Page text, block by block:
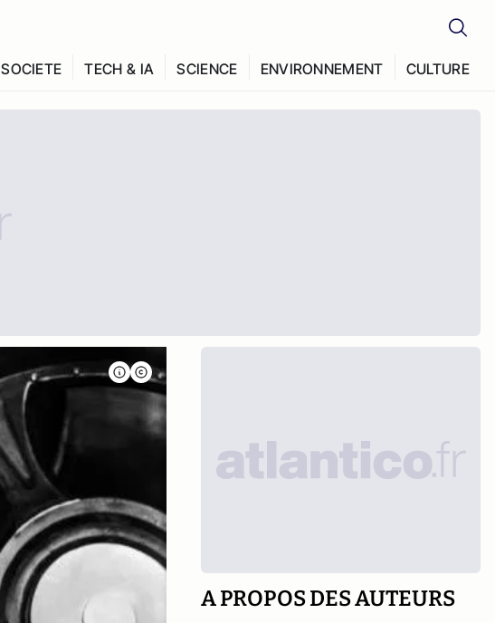
SOCIETE TECH & IA SCIENCE ENVIRONNEMENT CULTURE
A PROPOS DES AUTEURS